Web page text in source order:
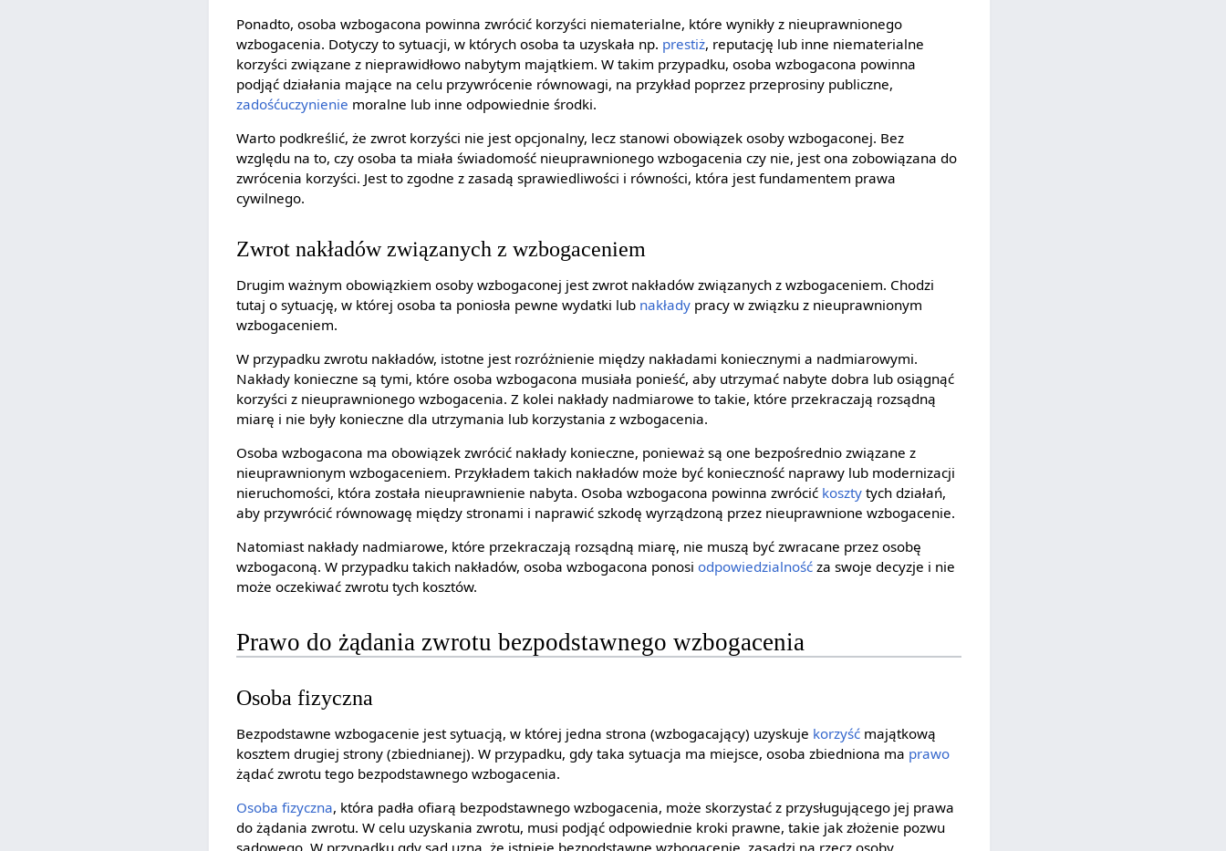
Ponadto, osoba wzbogacona powinna zwrócić korzyści niematerialne, które wynikły z nieuprawnionego
wzbogacenia. Dotyczy to sytuacji, w których osoba ta uzyskała np. prestiż, reputację lub inne niematerialne
korzyści związane z nieprawidłowo nabytym majątkiem. W takim przypadku, osoba wzbogacona powinna
podjąć działania mające na celu przywrócenie równowagi, na przykład poprzez przeprosiny publiczne,
zadośćuczynienie moralne lub inne odpowiednie środki.
Warto podkreślić, że zwrot korzyści nie jest opcjonalny, lecz stanowi obowiązek osoby wzbogaconej. Bez
względu na to, czy osoba ta miała świadomość nieuprawnionego wzbogacenia czy nie, jest ona zobowiązana do
zwrócenia korzyści. Jest to zgodne z zasadą sprawiedliwości i równości, która jest fundamentem prawa
cywilnego.
Zwrot nakładów związanych z wzbogaceniem
Drugim ważnym obowiązkiem osoby wzbogaconej jest zwrot nakładów związanych z wzbogaceniem. Chodzi
tutaj o sytuację, w której osoba ta poniosła pewne wydatki lub nakłady pracy w związku z nieuprawnionym
wzbogaceniem.
W przypadku zwrotu nakładów, istotne jest rozróżnienie między nakładami koniecznymi a nadmiarowymi.
Nakłady konieczne są tymi, które osoba wzbogacona musiała ponieść, aby utrzymać nabyte dobra lub osiągnąć
korzyści z nieuprawnionego wzbogacenia. Z kolei nakłady nadmiarowe to takie, które przekraczają rozsądną
miarę i nie były konieczne dla utrzymania lub korzystania z wzbogacenia.
Osoba wzbogacona ma obowiązek zwrócić nakłady konieczne, ponieważ są one bezpośrednio związane z
nieuprawnionym wzbogaceniem. Przykładem takich nakładów może być konieczność naprawy lub modernizacji
nieruchomości, która została nieuprawnienie nabyta. Osoba wzbogacona powinna zwrócić koszty tych działań,
aby przywrócić równowagę między stronami i naprawić szkodę wyrządzoną przez nieuprawnione wzbogacenie.
Natomiast nakłady nadmiarowe, które przekraczają rozsądną miarę, nie muszą być zwracane przez osobę
wzbogaconą. W przypadku takich nakładów, osoba wzbogacona ponosiodpowiedzialność za swoje decyzje i nie
może oczekiwać zwrotu tych kosztów.
Prawo do żądania zwrotu bezpodstawnego wzbogacenia
Osoba fizyczna
Bezpodstawne wzbogacenie jest sytuacją, w której jedna strona (wzbogacający) uzyskuje korzyść majątkową
kosztem drugiej strony (zbiednianej). W przypadku, gdy taka sytuacja ma miejsce, osoba zbiedniona ma prawo
żądać zwrotu tego bezpodstawnego wzbogacenia.
Osoba fizyczna, która padła ofiarą bezpodstawnego wzbogacenia, może skorzystać z przysługującego jej prawa
do żądania zwrotu. W celu uzyskania zwrotu, musi podjąć odpowiednie kroki prawne, takie jak złożenie pozwu